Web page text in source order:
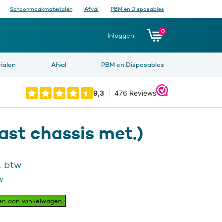
Schoonmaakmaterialen Afval PBM en Disposables
Inloggen
0
Afval PBM en Disposables
chassis met.)
btw
aan winkelwagen